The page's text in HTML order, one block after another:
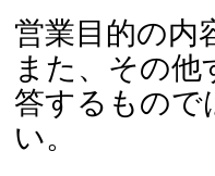
営業目的の内
また、その
答するもので
い。